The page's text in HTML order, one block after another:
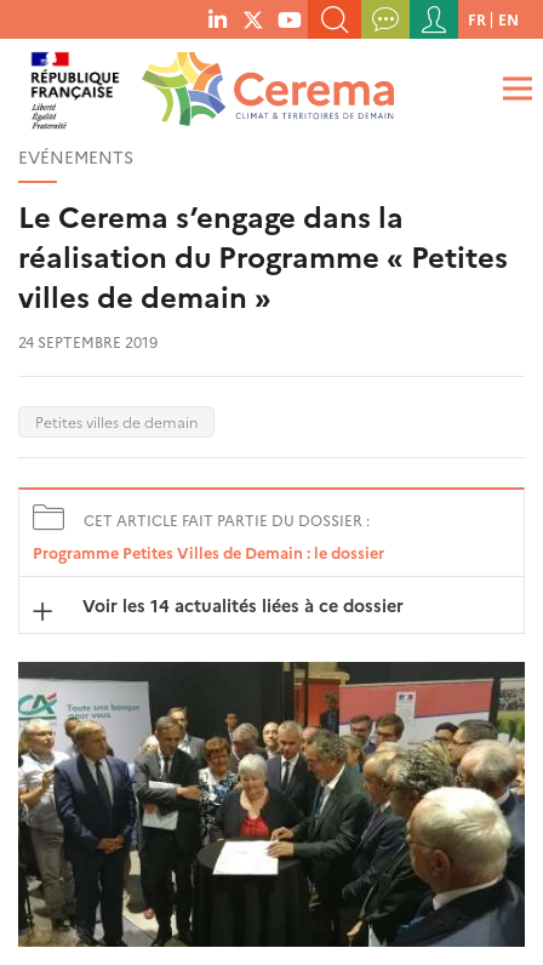
menu
social
links
RECHERCHER UN MOT-CLÉ, UNE PUBLICATION, ETC.
QUE RECHERCHEZ-VOUS ?
Menu
du
compte
de
FR EN
EVÉNEMENTS
Le Cerema s’engage dans la
réalisation du Programme « Petites
villes de demain »
24 SEPTEMBRE 2019
Petites villes de demain
CET ARTICLE FAIT PARTIE DU DOSSIER :
Programme Petites Villes de Demain : le dossier
Voir les 14 actualités liées à ce dossier